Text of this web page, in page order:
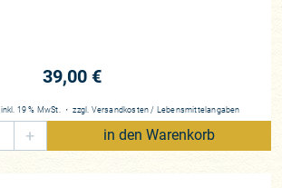
39,00 €
inkl. 19 % MwSt.・zzgl. Versandkosten / Lebensmittelangaben
+ in den Warenkorb